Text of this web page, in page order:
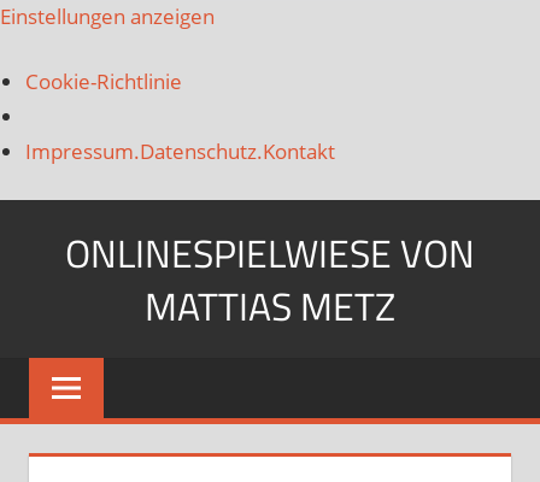
Einstellungen anzeigen
Cookie-Richtlinie
Impressum.Datenschutz.Kontakt
ONLINESPIELWIESE VON
MATTIAS METZ
Pfadfinder.
SciFi-
Gärtner?